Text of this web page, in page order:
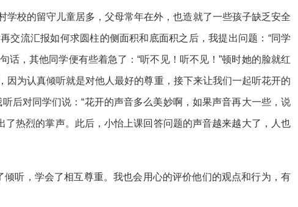
校的留守儿童居多，父母常年在外，也造就了一些孩子缺乏安全
交流汇报如何求圆柱的侧面积和底面积之后，我提出问题：“同学
，其他同学便有些着急了：“听不见！听不见！”顿时她的脸就红
为认真倾听就是对他人最好的尊重，接下来让我们一起听花开的
后对同学们说：“花开的声音多么美妙啊，如果声音再大一些，说
了热烈的掌声。此后，小怡上课回答问题的声音越来越大了，人也
听，学会了相互尊重。我也会用心的评价他们的观点和行为，有